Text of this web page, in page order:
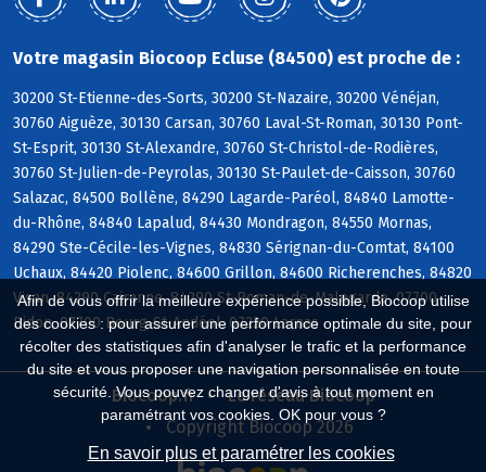
Afin de vous offrir la meilleure expérience possible, Biocoop utilise
des cookies : pour assurer une performance optimale du site, pour
récolter des statistiques afin d'analyser le trafic et la performance
du site et vous proposer une navigation personnalisée en toute
sécurité. Vous pouvez changer d'avis à tout moment en
paramétrant vos cookies. OK pour vous ?
En savoir plus et paramétrer les cookies
Votre magasin Biocoop Ecluse (84500) est proche de :
30200 St-Etienne-des-Sorts, 30200 St-Nazaire, 30200 Vénéjan,
30760 Aiguèze, 30130 Carsan, 30760 Laval-St-Roman, 30130 Pont-
St-Esprit, 30130 St-Alexandre, 30760 St-Christol-de-Rodières,
30760 St-Julien-de-Peyrolas, 30130 St-Paulet-de-Caisson, 30760
Salazac, 84500 Bollène, 84290 Lagarde-Paréol, 84840 Lamotte-
du-Rhône, 84840 Lapalud, 84430 Mondragon, 84550 Mornas,
84290 Ste-Cécile-les-Vignes, 84830 Sérignan-du-Comtat, 84100
Uchaux, 84420 Piolenc, 84600 Grillon, 84600 Richerenches, 84820
Visan, 84290 Cairanne, 84290 St-Roman-de-Malegarde, 07700
Bidon, 07700 Bourg-St-Andéol, 07220 Larnas
Biocoop.fr
Le réseau Biocoop
Copyright Biocoop 2026